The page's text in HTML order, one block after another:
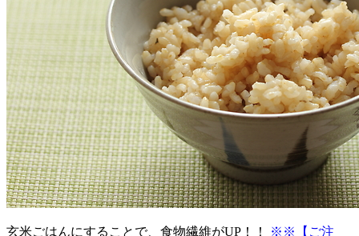
玄米ごはんにすることで、食物繊維がUP！！
※※【ご注